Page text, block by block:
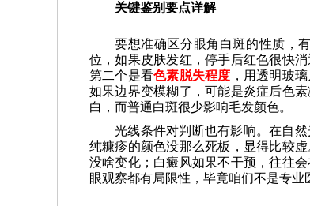
关键鉴别要点详解
要想准确区分眼角白斑的性质，
位，如果皮肤发红，停手后红色很快
第二个是看色素脱失程度 ，用透明玻
如果边界变模糊了，可能是炎症后色
白，而普通白斑很少影响毛发颜色。
光线条件对判断也有影响。在自
纯糠疹的颜色没那么死板，显得比较
没啥变化；白癜风如果不干预，往往
眼观察都有局限性，毕竟咱们不是专业